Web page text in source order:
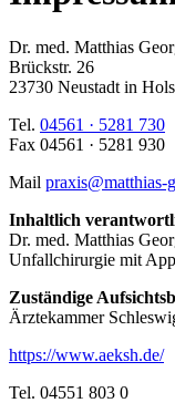
Dr. med. Matthias
Brückstr. 26
23730 Neustadt in
Tel. 04561 · 5281 730
Fax 04561 · 5281 930
Mail praxis@matthias-
Inhaltlich
Dr. med. Matthias
Unfallchirurgie mit
Zuständige
Ärztekammer
https://www.aeksh.de/
Tel. 04551 803 0